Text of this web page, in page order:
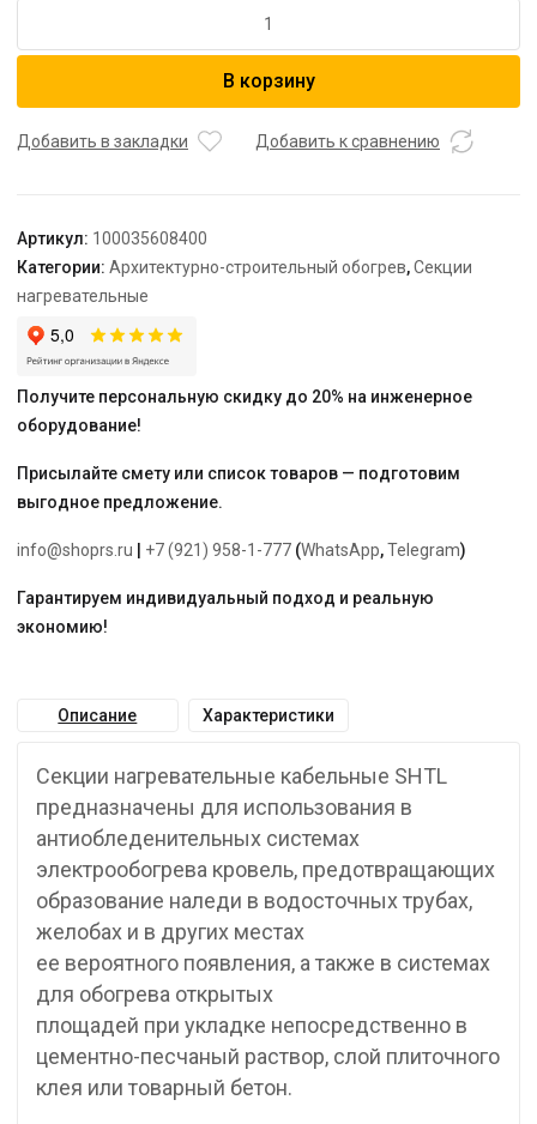
Секция
TEPLOLUX
040
В корзину
Добавить в закладки Добавить к сравнению
Артикул: 100035608400
Категории: Архитектурно-строительный обогрев,Секции
нагревательные
Получите персональную скидку до 20% на инженерное
оборудование!
Присылайте смету или список товаров — подготовим
выгодное предложение.
info@shoprs.ru +7 (921) 958-1-777 (WhatsApp,Telegram)
Гарантируем индивидуальный подход и реальную
экономию!
Описание Характеристики
Секции нагревательные кабельные SHTL
предназначены для использования в
антиобледенительных системах
электрообогрева кровель, предотвращающих
образование наледи в водосточных трубах,
желобах и в других местах
ее вероятного появления, а также в системах
для обогрева открытых
площадей при укладке непосредственно в
цементно-песчаный раствор, слой плиточного
клея или товарный бетон.